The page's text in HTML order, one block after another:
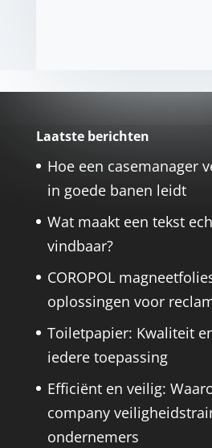
Laatste berichten
Hoe een casemanager
in goede banen leidt
Wat maakt een tekst
vindbaar?
COROPOL
oplossingen voor
Toiletpapier: Kwaliteit
iedere toepassing
Efficiënt en veilig:
company
ondernemers